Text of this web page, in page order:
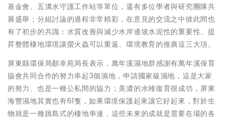
基金會、五溝水守護工作站等單位，還有多位學者與研究團隊共
襄盛舉；分組討論的過程非常精彩，在意見的交流之中彼此間也
有了初步的共識：水質改善與減少水岸邊坡水泥性的重要性、提
昇整體棲地環境讓螢火蟲可以重返、環境教育的推廣這三大項。
屏東縣環保局顏幸苑局長表示，萬年溪濕地群感謝有萬年溪保育
協會共同合作的努力串起3個濕地，申請國家級濕地，這是大家
的努力、也是一種公私間的協力；美濃的水雉復育很成功，屏東
海豐濕地其實也有61隻，如果環境保護起來讓它好起來，對於生
物就是一種跳島式的棲地串連，這些未來的成就是需要在場的各